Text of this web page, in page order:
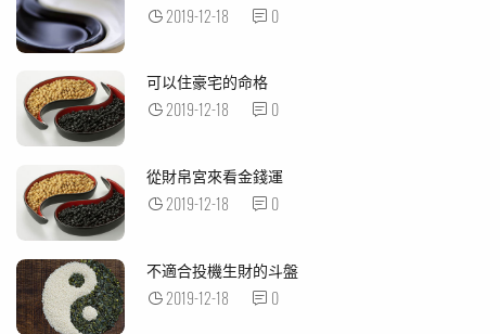
2019-12-18 0
可以住豪宅的命格
2019-12-18 0
從財帛宮來看金錢運
2019-12-18 0
不適合投機生財的斗盤
2019-12-18 0